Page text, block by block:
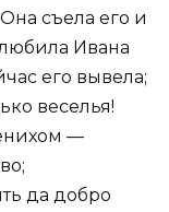
съела его и
Ивана
его вывела;
веселья!
—
да добро